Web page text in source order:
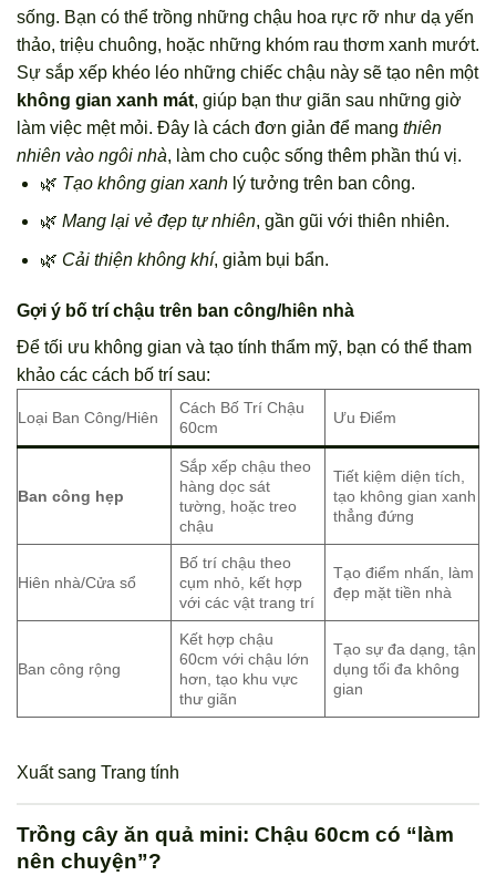
sống. Bạn có thể trồng những chậu hoa rực rỡ như dạ yến
thảo, triệu chuông, hoặc những khóm rau thơm xanh mướt.
Sự sắp xếp khéo léo những chiếc chậu này sẽ tạo nên một
không gian xanh mát, giúp bạn thư giãn sau những giờ
làm việc mệt mỏi. Đây là cách đơn giản để mang thiên
nhiên vào ngôi nhà, làm cho cuộc sống thêm phần thú vị.
🌿 Tạo không gian xanhlý tưởng trên ban công.
🌿 Mang lại vẻ đẹp tự nhiên, gần gũi với thiên nhiên.
🌿 Cải thiện không khí, giảm bụi bẩn.
Gợi ý bố trí chậu trên ban công/hiên nhà
Để tối ưu không gian và tạo tính thẩm mỹ, bạn có thể tham
khảo các cách bố trí sau:
Loại Ban Công/Hiên
Cách Bố Trí Chậu
60cm
Ưu Điểm
Ban công hẹp
Sắp xếp chậu theo
hàng dọc sát
tường, hoặc treo
chậu
Tiết kiệm diện tích,
tạo không gian xanh
thẳng đứng
Hiên nhà/Cửa sổ
Bố trí chậu theo
cụm nhỏ, kết hợp
với các vật trang trí
Tạo điểm nhấn, làm
đẹp mặt tiền nhà
Ban công rộng
Kết hợp chậu
60cm với chậu lớn
hơn, tạo khu vực
thư giãn
Tạo sự đa dạng, tận
dụng tối đa không
gian
Xuất sang Trang tính
Trồng cây ăn quả mini: Chậu 60cm có “làm
nên chuyện”?